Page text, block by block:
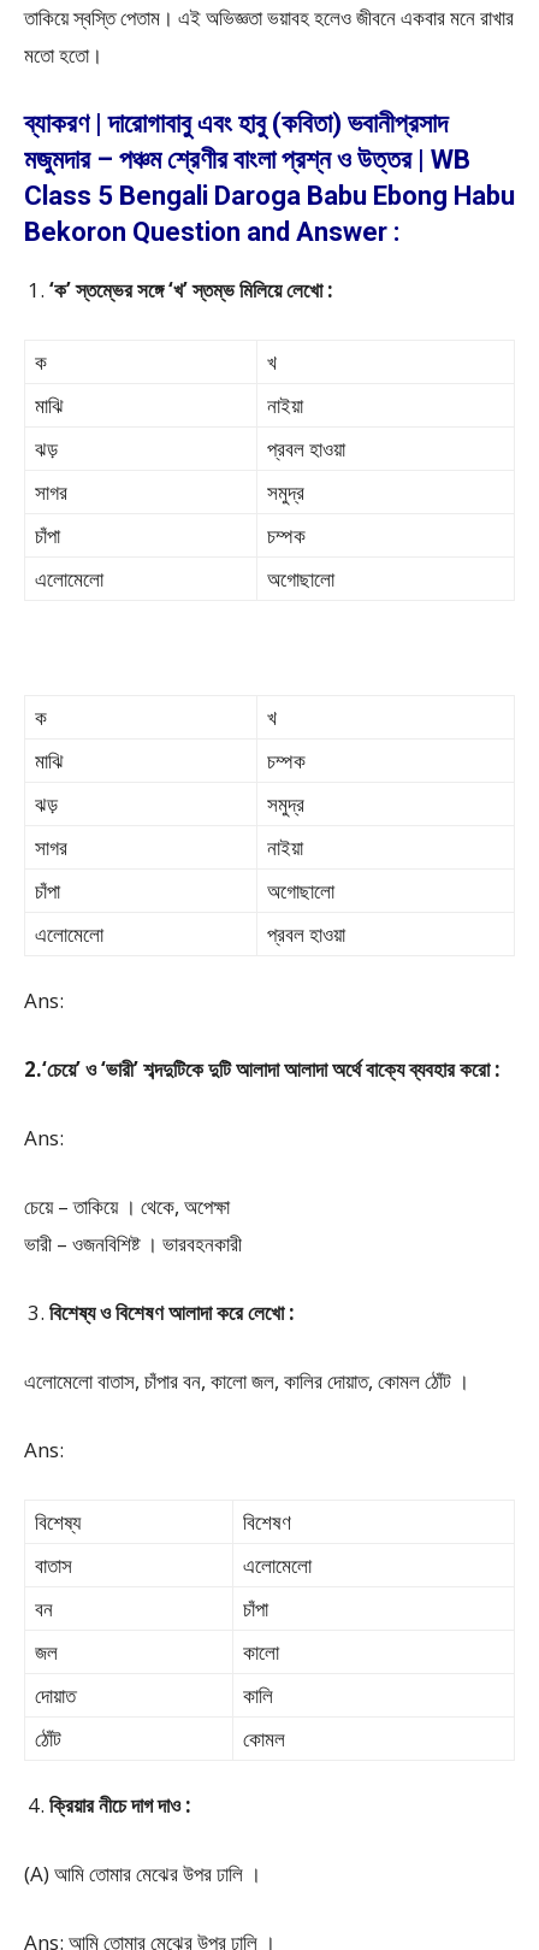
তাকিয়ে স্বস্তি পেতাম। এই অভিজ্ঞতা ভয়াবহ হলেও জীবনে একবার মনে রাখার
মতো হতো।
ব্যাকরণ | দারোগাবাবু এবং হাবু (কবিতা) ভবানীপ্রসাদ
মজুমদার – পঞ্চম শ্রেণীর বাংলা প্রশ্ন ও উত্তর | WB
Class 5 Bengali Daroga Babu Ebong Habu
Bekoron Question and Answer :
‘ক’ স্তম্ভের সঙ্গে ‘খ’ স্তম্ভ মিলিয়ে লেখো :
ক
খ
মাঝি
নাইয়া
ঝড়
প্রবল হাওয়া
সাগর
সমুদ্র
চাঁপা
চম্পক
এলোমেলো
অগোছালো
ক
খ
মাঝি
চম্পক
ঝড়
সমুদ্র
সাগর
নাইয়া
চাঁপা
অগোছালো
এলোমেলো
প্রবল হাওয়া
Ans:
2.‘চেয়ে’ ও ‘ভারী’ শব্দদুটিকে দুটি আলাদা আলাদা অর্থে বাক্যে ব্যবহার করো :
Ans:
চেয়ে – তাকিয়ে । থেকে, অপেক্ষা
ভারী – ওজনবিশিষ্ট । ভারবহনকারী
বিশেষ্য ও বিশেষণ আলাদা করে লেখো :
এলোমেলো বাতাস, চাঁপার বন, কালো জল, কালির দোয়াত, কোমল ঠোঁট ।
Ans:
বিশেষ্য
বিশেষণ
বাতাস
এলোমেলো
বন
চাঁপা
জল
কালো
দোয়াত
কালি
ঠোঁট
কোমল
ক্রিয়ার নীচে দাগ দাও :
(A) আমি তোমার মেঝের উপর ঢালি ।
Ans: আমি তোমার মেঝের উপর ঢালি ।